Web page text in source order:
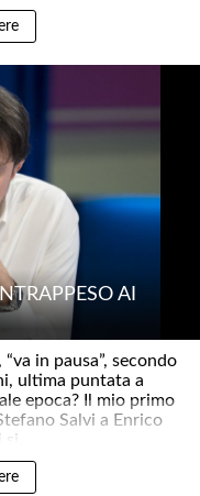
AI
in pausa”, secondo
ultima puntata a
epoca? Il mio primo
Salvi a Enrico